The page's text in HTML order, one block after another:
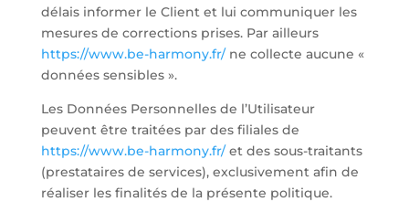
délais informer le Client et lui communiquer les
mesures de corrections prises. Par ailleurs
https://www.be-harmony.fr/ne collecte aucune «
données sensibles ».
Les Données Personnelles de l’Utilisateur
peuvent être traitées par des filiales de
https://www.be-harmony.fr/et des sous-traitants
(prestataires de services), exclusivement afin de
réaliser les finalités de la présente politique.